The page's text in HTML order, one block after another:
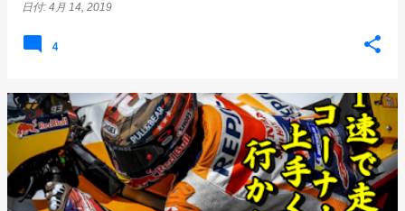
日付: 4月 14, 2019
4